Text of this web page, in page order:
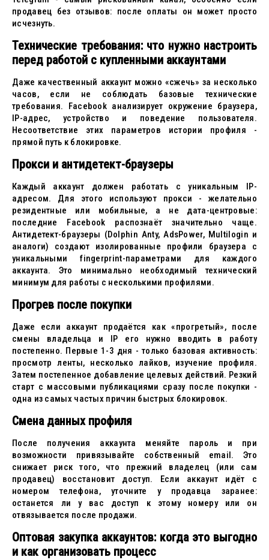
продавец без отзывов: после оплаты он может просто
исчезнуть.
Технические требования: что нужно настроить
перед работой с купленными аккаунтами
Даже качественный аккаунт можно «сжечь» за несколько
часов, если не соблюдать базовые технические
требования. Facebook анализирует окружение браузера,
IP-адрес, устройство и поведение пользователя.
Несоответствие этих параметров истории профиля -
прямой путь к блокировке.
Прокси и антидетект-браузеры
Каждый аккаунт должен работать с уникальным IP-
адресом. Для этого используют прокси - желательно
резидентные или мобильные, а не дата-центровые:
последние Facebook распознаёт значительно чаще.
Антидетект-браузеры (Dolphin Anty, AdsPower, Multilogin и
аналоги) создают изолированные профили браузера с
уникальными fingerprint-параметрами для каждого
аккаунта. Это минимально необходимый технический
минимум для работы с несколькими профилями.
Прогрев после покупки
Даже если аккаунт продаётся как «прогретый», после
смены владельца и IP его нужно вводить в работу
постепенно. Первые 1-3 дня - только базовая активность:
просмотр ленты, несколько лайков, изучение профиля.
Затем постепенное добавление целевых действий. Резкий
старт с массовыми публикациями сразу после покупки -
одна из самых частых причин быстрых блокировок.
Смена данных профиля
После получения аккаунта меняйте пароль и при
возможности привязывайте собственный email. Это
снижает риск того, что прежний владелец (или сам
продавец) восстановит доступ. Если аккаунт идёт с
номером телефона, уточните у продавца заранее:
останется ли у вас доступ к этому номеру или он
отвязывается после продажи.
Оптовая закупка аккаунтов: когда это выгодно
и как организовать процесс